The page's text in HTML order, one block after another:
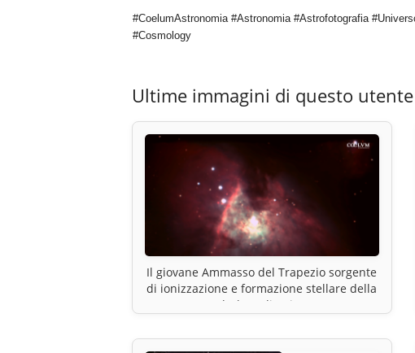
#CoelumAstronomia #Astronomia #Astrofotografia
#Cosmology
Ultime immagini di questo utente
Il giovane Ammasso del Trapezio sorgente
di ionizzazione e formazione stellare della
Nebulosa di Orione.